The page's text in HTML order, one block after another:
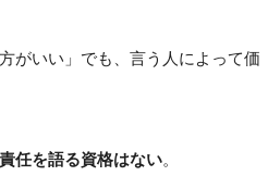
がいい」でも、言う人によって価
任を語る資格はない。